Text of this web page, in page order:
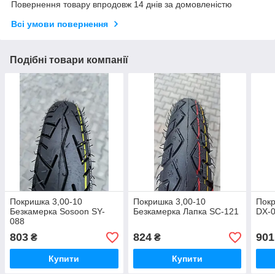
Повернення товару впродовж 14 днів за домовленістю
Всі умови повернення
Подібні товари компанії
Покришка 3,00-10
Безкамерка Sosoon SY-
088
803 ₴
Купити
Покришка 3,00-10
Безкамерка Лапка SC-121
824₴
Купити
DX-
901